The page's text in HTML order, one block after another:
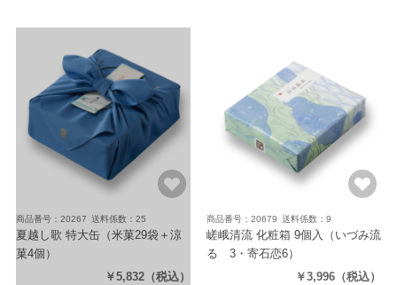
商品番号：20267 送料係数：25
夏越し歌 特大缶（米菓29袋＋涼
菓4個）
￥5,832 （税込）
商品番号：20679 送料係数：9
嵯峨清流 化粧箱 9個入
（いづみ流
るゝ3・寄石恋6）
￥3,996 （税込）